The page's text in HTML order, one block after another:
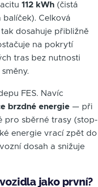
112 kWh (čistá
Celková
dosahuje přibližně
na pokrytí
tras bez nutnosti
FES. Navíc
brzdné energie — při
pro sběrné trasy (stop-
energie vrací zpět do
dosah a snižuje
jako první?